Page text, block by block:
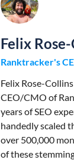
Felix
Ranktracker's
Felix Rose-
CEO/CMO of
years of SEO
handedly scaled
over 500,000
of these